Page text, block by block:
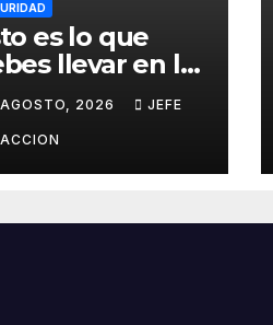
es lo que
llevar en la
para viajar
por
2026 JEFE